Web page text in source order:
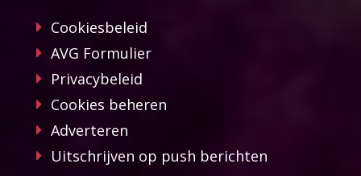
Cookiesbeleid
AVG Formulier
Privacybeleid
Cookies beheren
Adverteren
Uitschrijven op push berichten